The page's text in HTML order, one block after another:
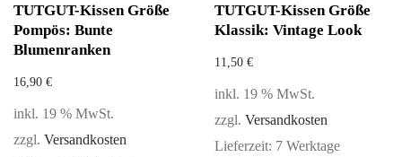
TUTGUT-Kissen Größe
Pompös: Bunte
Blumenranken
16,90 €
inkl. 19 % MwSt.
zzgl. Versandkosten
TUTGUT-Kissen Größe
Klassik: Vintage Look
11,50 €
inkl. 19 % MwSt.
zzgl. Versandkosten
Lieferzeit: 7 Werktage